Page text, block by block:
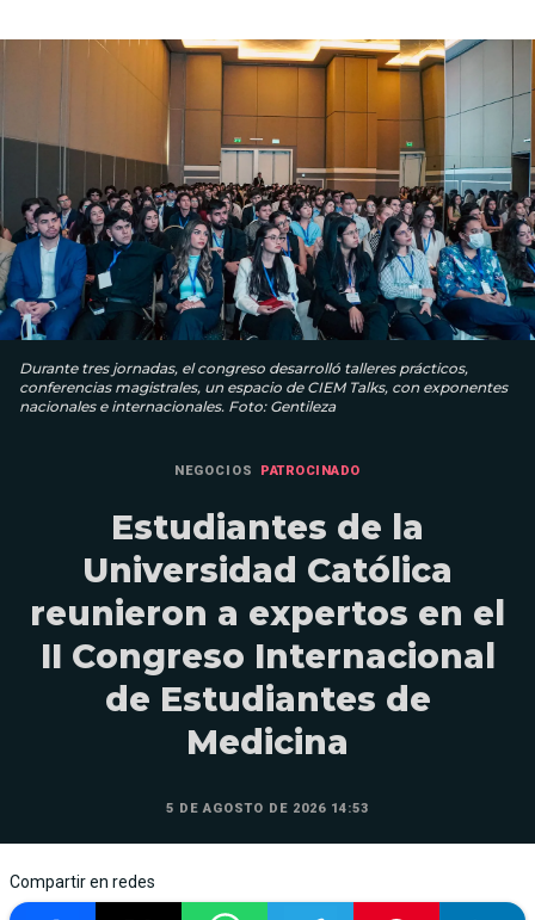
Durante tres jornadas, el congreso desarrolló talleres prácticos,
conferencias magistrales, un espacio de CIEM Talks, con exponentes
nacionales e internacionales. Foto: Gentileza
NEGOCIOS PATROCINADO
Estudiantes de la
Universidad Católica
reunieron a expertos en el
II Congreso Internacional
de Estudiantes de
Medicina
5 DE AGOSTO DE 2026 14:53
Compartir en redes